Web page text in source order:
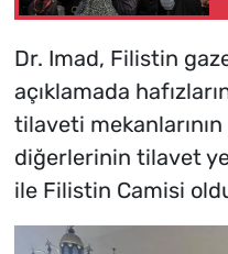
Dr. Imad, Filistin
açıklamada
tilaveti
diğerlerinin tilavet
ile Filistin Camisi